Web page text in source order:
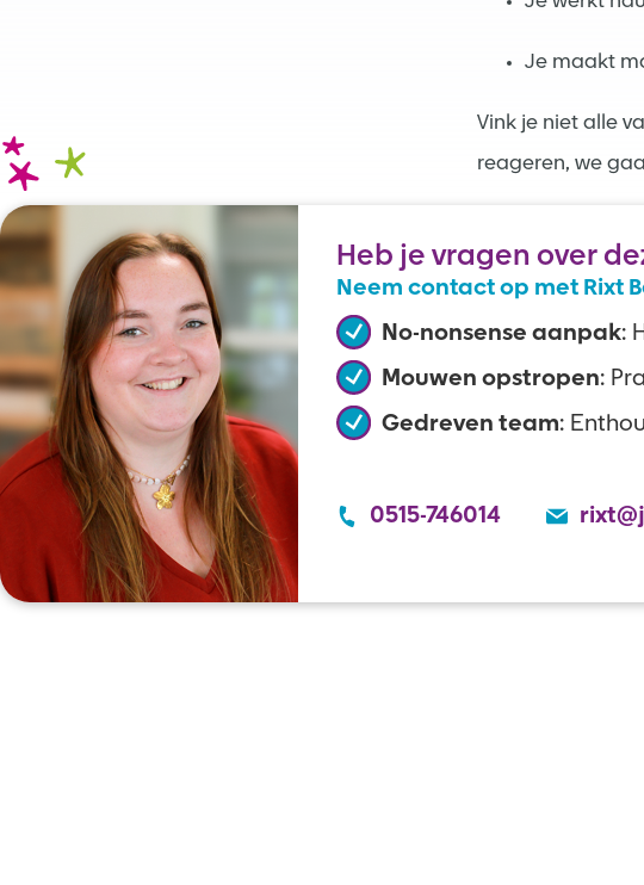
Je maakt
Vink je niet alle
reageren, we
Heb je vragen over
Neem contact op met Rixt
No-nonsense aanpak:
Mouwen opstropen:
Gedreven team:
0515-746014